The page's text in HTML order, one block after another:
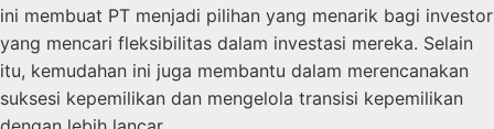
ini membuat PT menjadi pilihan yang menarik bagi investor
yang mencari fleksibilitas dalam investasi mereka. Selain
itu, kemudahan ini juga membantu dalam merencanakan
suksesi kepemilikan dan mengelola transisi kepemilikan